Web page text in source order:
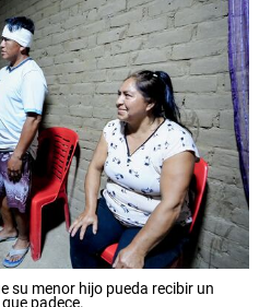
su menor hijo pueda recibir un
padece.